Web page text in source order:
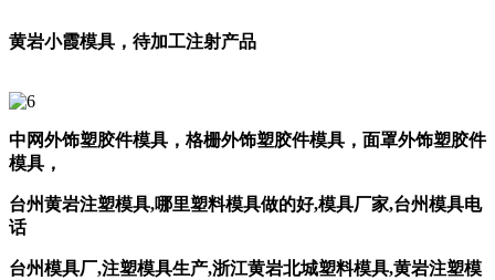
黄岩小霞模具，待加工注射产品
中网外饰塑胶件模具，格栅外饰塑胶件模具， 面罩外饰塑胶件
模具，
台州黄岩注塑模具,哪里塑料模具做的好,模具厂家,台州模具电
话
台州模具厂,注塑模具生产,浙江黄岩北城塑料模具,黄岩注塑模